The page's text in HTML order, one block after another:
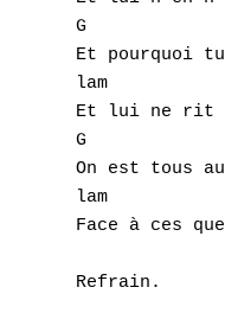
G
Et pourquoi
lam
Et lui ne rit
G
On est tous
lam
Face à ces
Refrain.